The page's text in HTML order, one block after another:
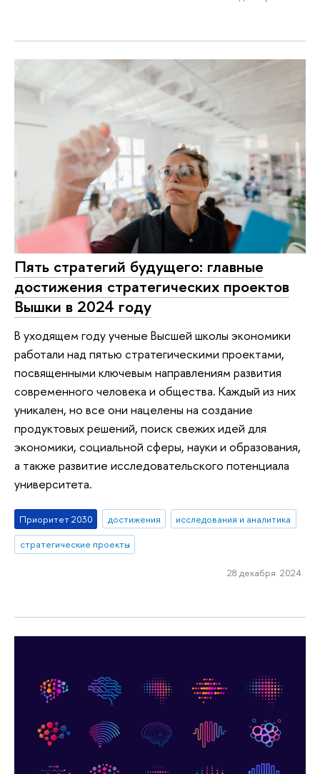
Пять стратегий будущего: главные
достижения стратегических проектов
Вышки в 2024 году
В уходящем году ученые Высшей школы экономики
работали над пятью стратегическими проектами,
посвященными ключевым направлениям развития
современного человека и общества. Каждый из них
уникален, но все они нацелены на создание
продуктовых решений, поиск свежих идей для
экономики, социальной сферы, науки и образования,
а также развитие исследовательского потенциала
университета.
Приоритет 2030 достижения
исследования и аналитика
стратегические проекты
28 декабря 2024